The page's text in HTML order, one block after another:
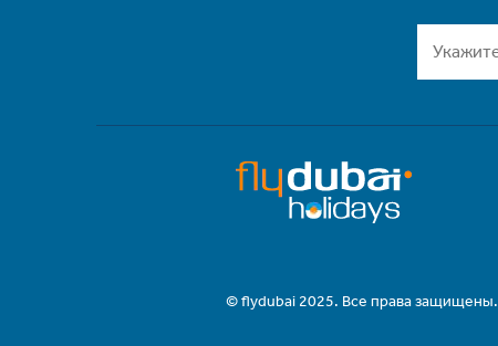
© flydubai 2025. Все права защищены.